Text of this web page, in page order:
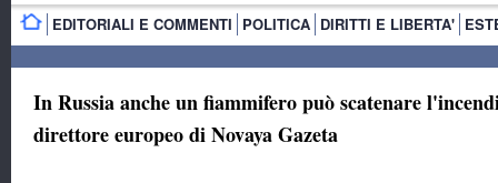
EDITORIALI E COMMENTI POLITICA DIRITTI E LIBERTA'
In Russia anche un fiammifero può scatenare
direttore europeo di Novaya Gazeta